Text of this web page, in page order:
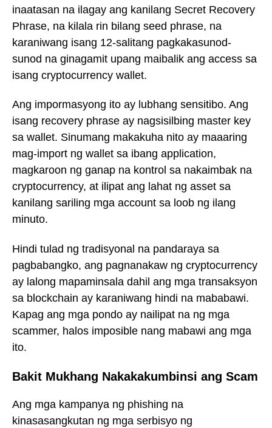
inaatasan na ilagay ang kanilang Secret Recovery
Phrase, na kilala rin bilang seed phrase, na
karaniwang isang 12-salitang pagkakasunod-
sunod na ginagamit upang maibalik ang access sa
isang cryptocurrency wallet.
Ang impormasyong ito ay lubhang sensitibo. Ang
isang recovery phrase ay nagsisilbing master key
sa wallet. Sinumang makakuha nito ay maaaring
mag-import ng wallet sa ibang application,
magkaroon ng ganap na kontrol sa nakaimbak na
cryptocurrency, at ilipat ang lahat ng asset sa
kanilang sariling mga account sa loob ng ilang
minuto.
Hindi tulad ng tradisyonal na pandaraya sa
pagbabangko, ang pagnanakaw ng cryptocurrency
ay lalong mapaminsala dahil ang mga transaksyon
sa blockchain ay karaniwang hindi na mababawi.
Kapag ang mga pondo ay nailipat na ng mga
scammer, halos imposible nang mabawi ang mga
ito.
Bakit Mukhang Nakakakumbinsi ang Scam
Ang mga kampanya ng phishing na
kinasasangkutan ng mga serbisyo ng